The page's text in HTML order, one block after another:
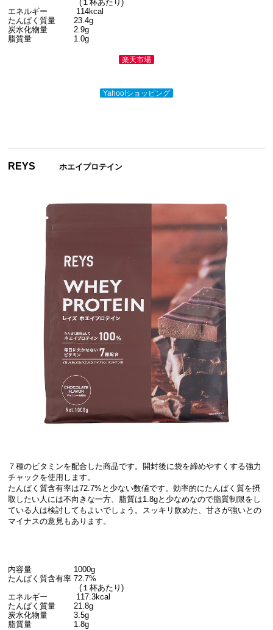
(１杯あたり)
エネルギー 114kcal
たんぱく質量 23.4g
炭水化物量 2.9g
脂質量 1.0g
楽天市場
Yahoo!ショッピング
REYS ホエイプロテイン
７種のビタミンを配合した商品です。開封後に袋を締めやすくする強力
チャックを使用します。
たんぱく質含有率は72.7%と少ない数値です。効率的にたんぱく質を摂
取したい人には不向きな一方、脂質は1.8gと少なめなので脂質制限をし
ている人は検討してもよいでしょう。スッキリ飲めた、甘さが強いとの
マイナスの意見もあります。
内容量 1000g
たんぱく質含有率 72.7%
(１杯あたり)
エネルギー 117.3kcal
たんぱく質量 21.8g
炭水化物量 3.5g
脂質量 1.8g